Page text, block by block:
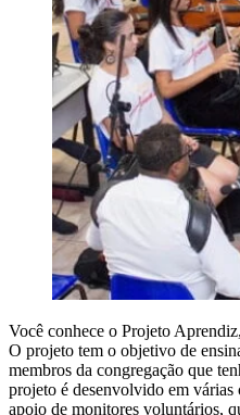
Você conhece o Projeto
O projeto tem o objetivo de
membros da congregação que
projeto é desenvolvido em várias
apoio de monitores voluntários,